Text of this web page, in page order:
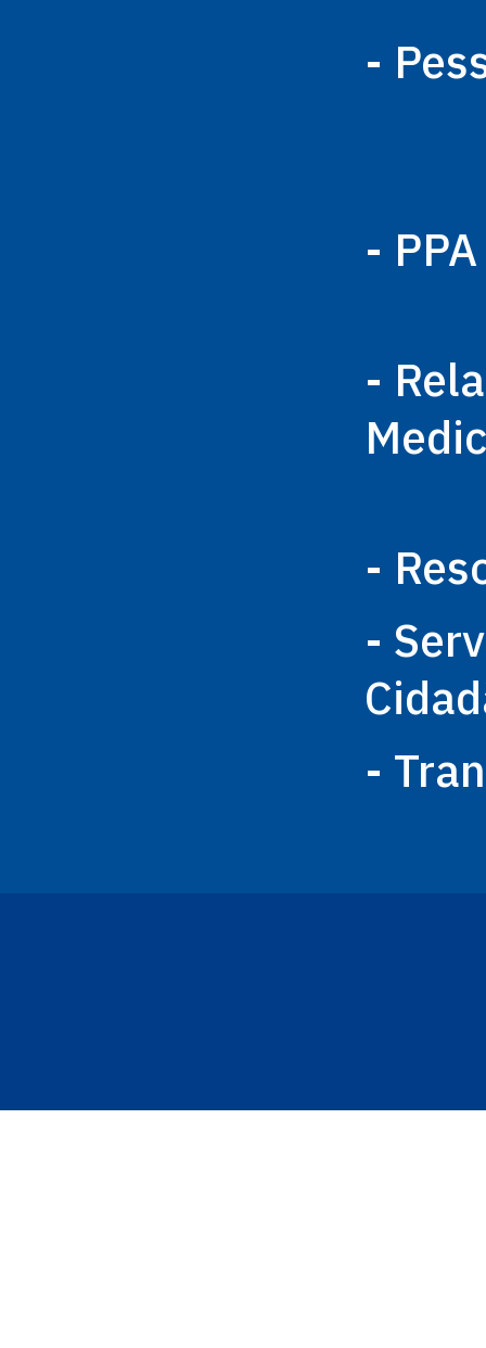
-
- PPA
-
-
-
-